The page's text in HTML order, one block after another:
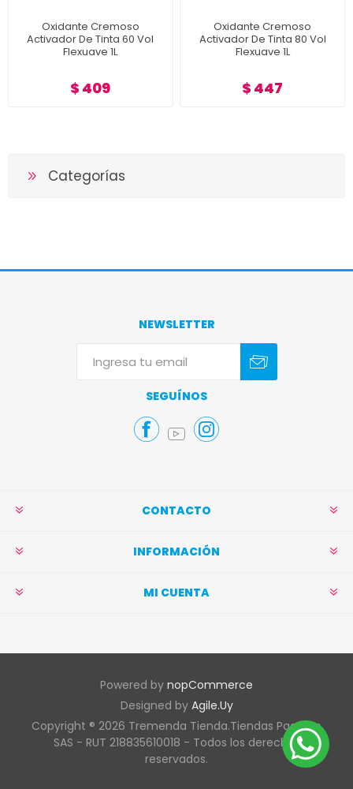
Oxidante Cremoso
Activador De Tinta 60 Vol
Flexuave 1L
$ 409
Oxidante Cremoso
Activador De Tinta 80 Vol
Flexuave 1L
$ 447
Categorías
NEWSLETTER
SEGUÍNOS
CONTACTO
INFORMACIÓN
MI CUENTA
Powered by nopCommerce
Designed by Agile.Uy
Copyright ® 2026 Tremenda Tienda.Tiendas Pacífico
SAS - RUT 218835610018 - Todos los derechos
reservados.